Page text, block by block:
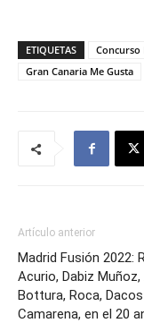
ETIQUETAS Concurso
Gran Canaria Me Gusta
Artículo anterior
Madrid Fusión 2022:
Acurio, Dabiz Muñoz,
Bottura, Roca,
Camarena, en el 20